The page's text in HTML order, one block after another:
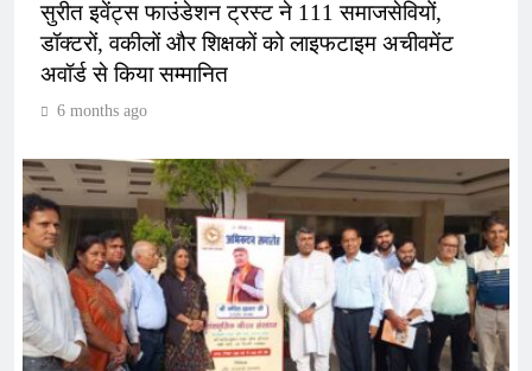
सुरीत इवेंट्स फाउंडेशन ट्रस्ट ने 111 समाजसेवियों,
डॉक्टरों, वकीलों और शिक्षकों को लाइफटाइम अचीवमेंट
अवॉर्ड से किया सम्मानित
6 months ago